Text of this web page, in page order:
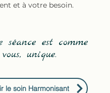
et à votre besoin.
séance est comme
vous, unique.
le soin Harmonisant